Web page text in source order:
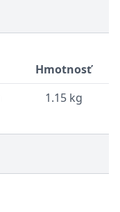
Hmotnosť
1.15 kg